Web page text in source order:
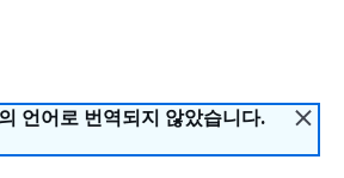
언어로 번역되지 않았습니다.